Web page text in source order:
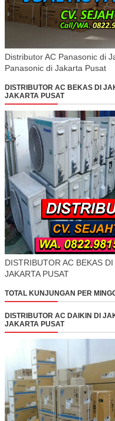
Distributor AC Panasonic di
Panasonic di Jakarta Pusat
DISTRIBUTOR AC BEKAS DI
JAKARTA PUSAT
DISTRIBUTOR AC BEKAS
JAKARTA PUSAT
TOTAL KUNJUNGAN PER
DISTRIBUTOR AC DAIKIN DI
JAKARTA PUSAT